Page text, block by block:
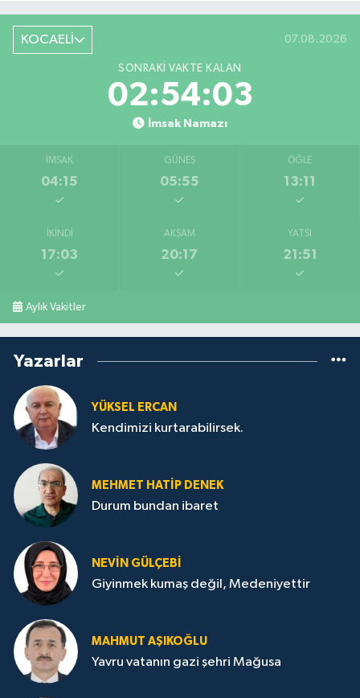
KOCAELİ 07.08.2026
SONRAKI VAKTE KALAN
02:54:02
İmsak Namazı
İMSAK
04:15
GÜNEŞ
05:55
ÖĞLE
13:11
İKINDI
17:03
AKŞAM
20:17
YATSI
21:51
Aylık Vakitler
Yazarlar
YÜKSEL ERCAN
Kendimizi kurtarabilirsek.
MEHMET HATİP DENEK
Durum bundan ibaret
NEVİN GÜLÇEBİ
Giyinmek kumaş değil, Medeniyettir
MAHMUT AŞIKOĞLU
Yavru vatanın gazi şehri Mağusa